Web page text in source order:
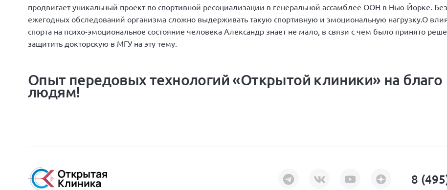
продвигает уникальный проект по спортивной ресоциализации в генеральной ассамблее ООН в Нью-Йорке. Без
ежегодных обследований организма сложно выдерживать такую спортивную и эмоциональную нагрузку.О
спорта на психо-эмоциональное состояние человека Александр знает не мало, в связи с чем было принято
защитить докторскую в МГУ на эту тему.
Опыт передовых технологий «Открытой клиники» на благо
людям!
8